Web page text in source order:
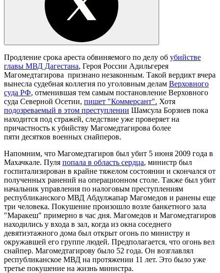
Продление срока ареста обвиняемого по делу об убийстве
главы МВД Дагестана, Героя России Адильгерея
Магомедтагирова признано незаконным. Такой вердикт вчера
вынесла судебная коллегия по уголовным делам Верховного
суда РФ, отменившая тем самым постановление Верховного
суда Северной Осетии, пишет "Коммерсант". Хотя
подозреваемый в этом преступлении Шамсула Борзиев пока
находится под стражей, следствие уже проверяет на
причастность к убийству Магомедтагирова более
пяти десятков военных снайперов.
Напомним, что Магомедтагиров был убит 5 июня 2009 года в
Махачкале. Пуля попала в область сердца, министр был
госпитализирован в крайне тяжелом состоянии и скончался от
полученных ранений на операционном столе. Также был убит
начальник управления по налоговым преступлениям
республиканского МВД Абдулжапар Магомедов и ранены еще
три человека. Покушение произошло возле банкетного зала
"Маракеш" примерно в час дня. Магомедов и Магомедтагиров
находились у входа в зал, когда из окна соседнего
девятиэтажного дома был открыт огонь по министру и
окружавшей его группе людей. Предполагается, что огонь вел
снайпер. Магомедтагирову было 52 года. Он возглавлял
республиканское МВД на протяжении 11 лет. Это было уже
третье покушение на жизнь министра.